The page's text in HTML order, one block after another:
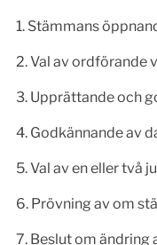
1. Stämmans
2. Val av ordförande
3. Upprättande och
4. Godkännande av
5. Val av en eller två
6. Prövning av om
7. Beslut om ändring